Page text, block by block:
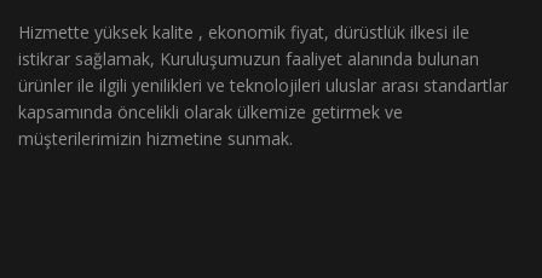
Hizmette yüksek kalite , ekonomik fiyat, dürüstlük ilkesi ile
istikrar sağlamak, Kuruluşumuzun faaliyet alanında bulunan
ürünler ile ilgili yenilikleri ve teknolojileri uluslar arası standartlar
kapsamında öncelikli olarak ülkemize getirmek ve
müşterilerimizin hizmetine sunmak.